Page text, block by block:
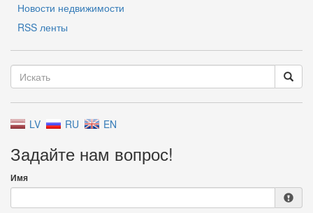
Новости недвижимости
RSS ленты
LV RU EN
Задайте нам вопрос!
Имя